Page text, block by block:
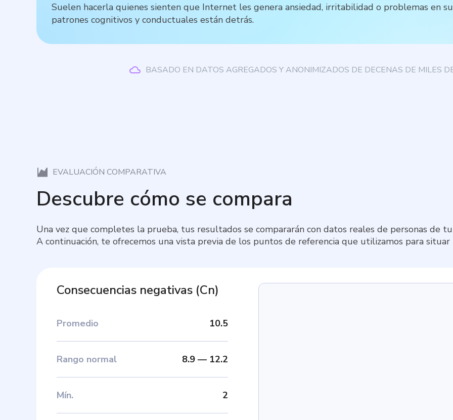
Suelen hacerla quienes sienten que Internet les genera ansiedad, irritabilidad o problemas en
patrones cognitivos y conductuales están detrás.
BASADO EN DATOS AGREGADOS Y ANONIMIZADOS DE DECENAS DE MILES
EVALUACIÓN COMPARATIVA
Descubre cómo se compara
Una vez que completes la prueba, tus resultados se compararán con datos reales de personas de tu
A continuación, te ofrecemos una vista previa de los puntos de referencia que utilizamos para
Consecuencias negativas (Cn)
Promedio 10.5
Rango normal 8.9 — 12.2
Mín. 2